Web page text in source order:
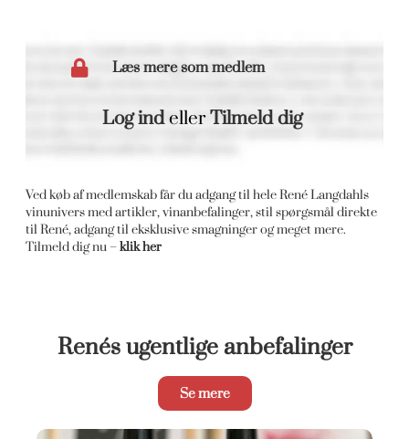
Læs mere som medlem
Log indellerTilmeld dig
Ved køb af medlemskab får du adgang til hele René Langdahls
vinunivers med artikler, vinanbefalinger, stil spørgsmål direkte
til René, adgang til eksklusive smagninger og meget mere.
Tilmeld dig nu –klik her
Renés ugentlige anbefalinger
Se mere